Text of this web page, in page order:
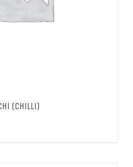
(Chilli)